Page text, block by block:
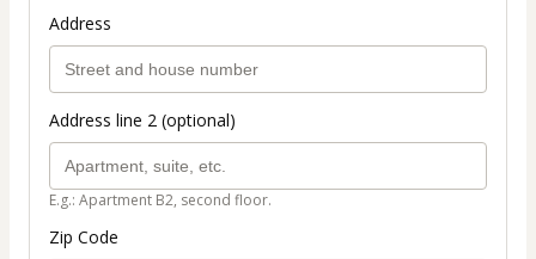
Address
Address line 2 (optional)
E.g.: Apartment B2, second floor.
Zip Code